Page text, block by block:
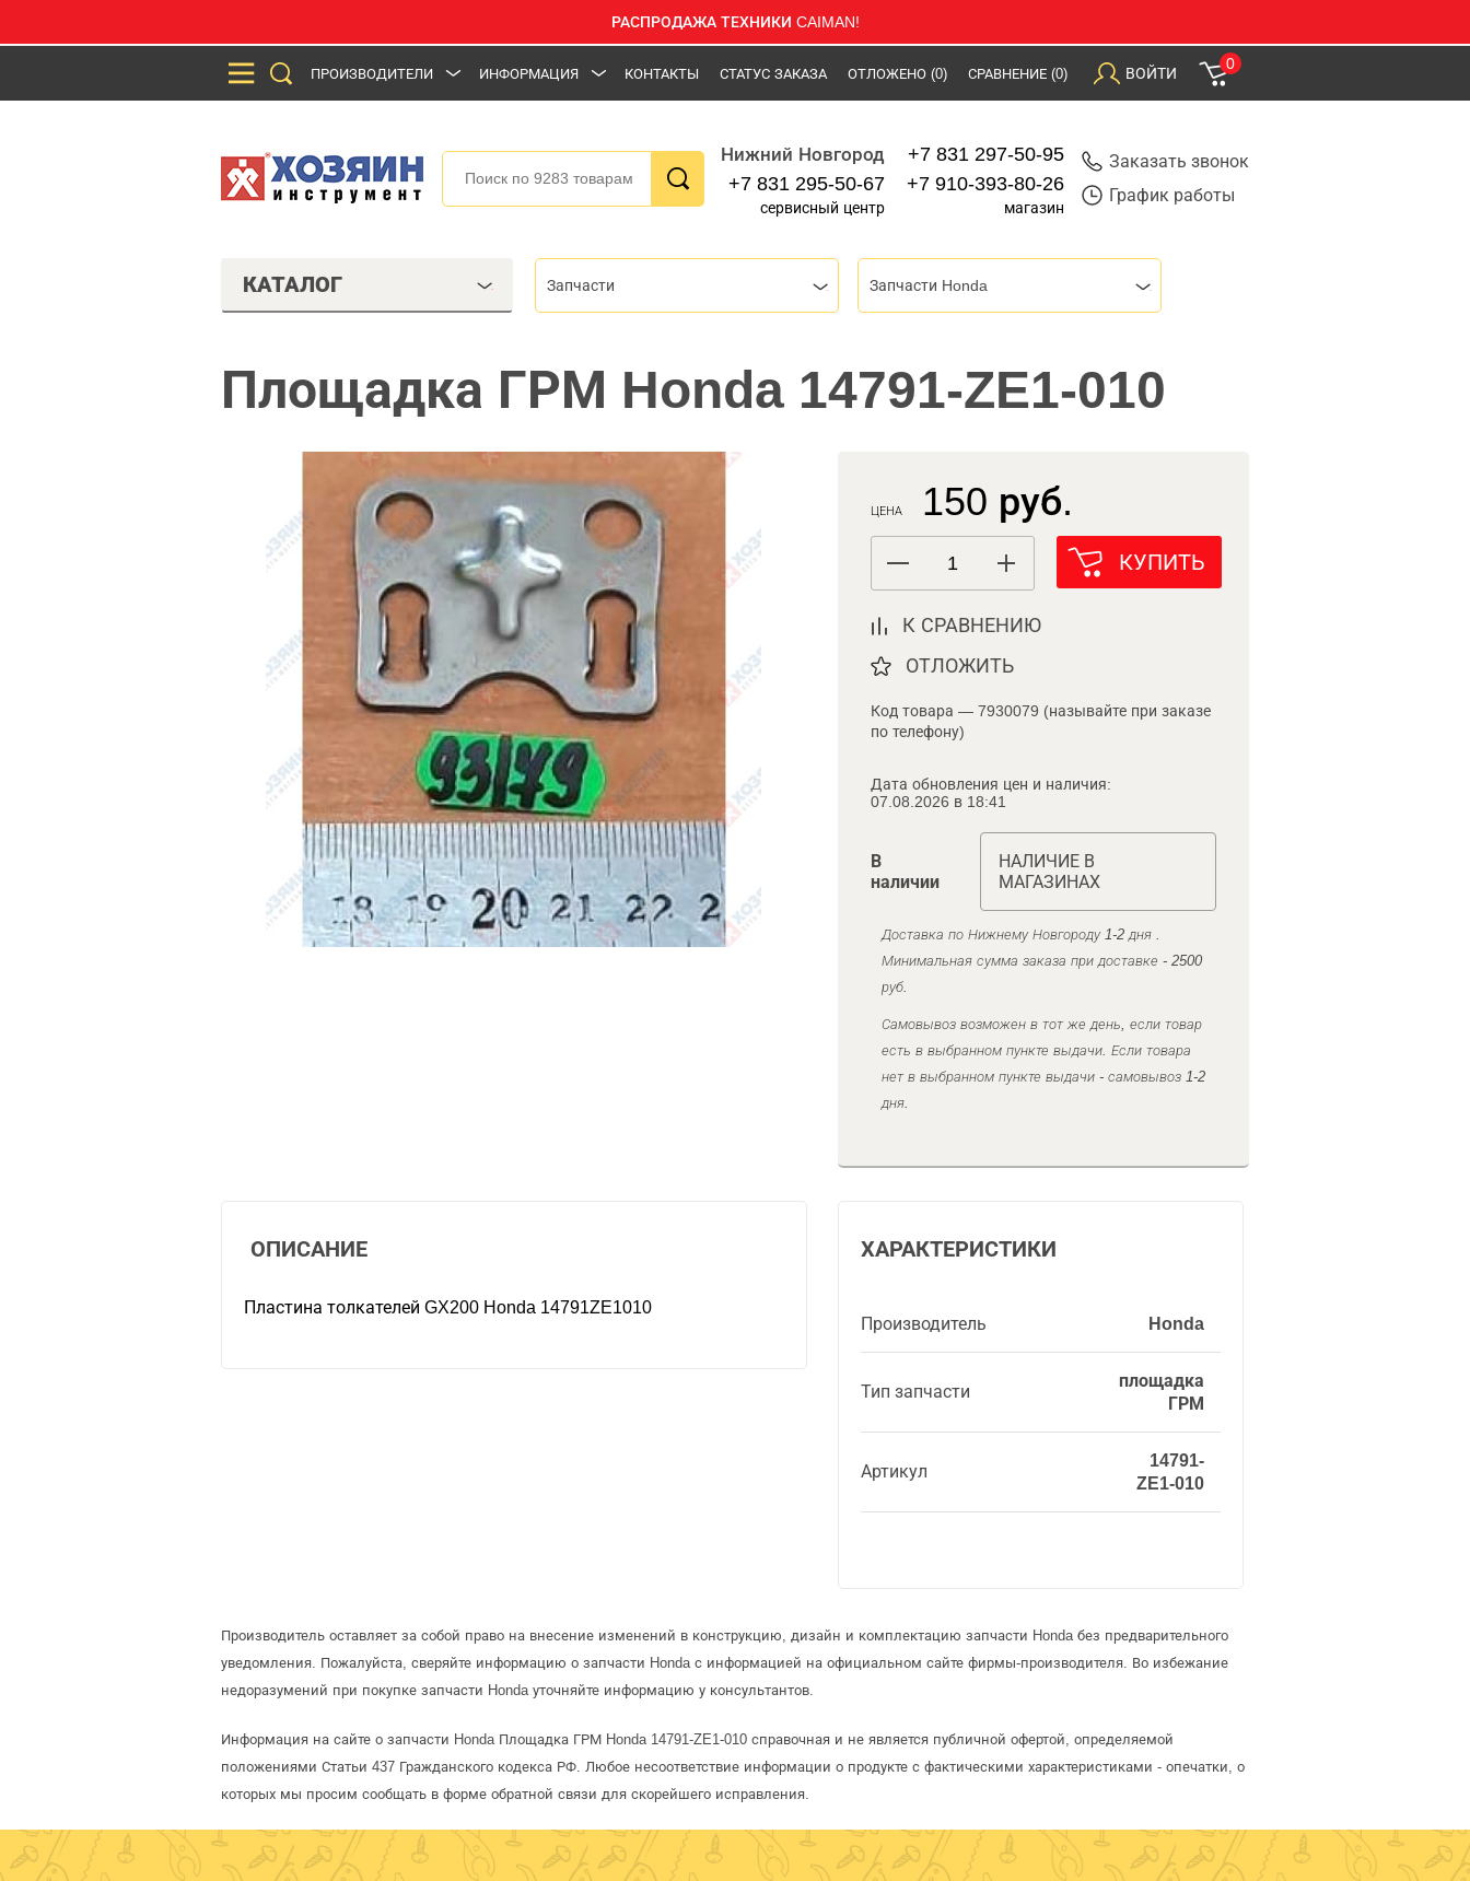
РАСПРОДАЖА ТЕХНИКИ CAIMAN!
ПРОИЗВОДИТЕЛИ ИНФОРМАЦИЯ КОНТАКТЫ СТАТУС ЗАКАЗА ОТЛОЖЕНО (0) СРАВНЕНИЕ (0) ВОЙТИ
0
Нижний Новгород
+7 831 295-50-67
сервисный центр
+7 831 297-50-95
+7 910-393-80-26
магазин
Заказать звонок
График работы
КАТАЛОГ Запчасти Запчасти Honda
Площадка ГРМ Honda 14791-ZE1-010
ЦЕНА 150 руб.
КУПИТЬ
К СРАВНЕНИЮ
ОТЛОЖИТЬ
Код товара — 7930079 (называйте при заказе
по телефону)
Дата обновления цен и наличия:
07.08.2026 в 18:41
В
наличии
НАЛИЧИЕ В
МАГАЗИНАХ
Доставка по Нижнему Новгороду 1-2 дня .
Минимальная сумма заказа при доставке - 2500
руб.
Самовывоз возможен в тот же день, если товар
есть в выбранном пункте выдачи. Если товара
нет в выбранном пункте выдачи - самовывоз 1-2
дня.
ХАРАКТЕРИСТИКИ
Производитель Honda
Тип запчасти
площадка
ГРМ
Артикул
14791-
ZE1-010
ОПИСАНИЕ
Пластина толкателей GX200 Honda 14791ZE1010
Производитель оставляет за собой право на внесение изменений в конструкцию, дизайн и комплектацию запчасти Honda без предварительного
уведомления. Пожалуйста, сверяйте информацию о запчасти Honda с информацией на официальном сайте фирмы-производителя. Во избежание
недоразумений при покупке запчасти Honda уточняйте информацию у консультантов.
Информация на сайте о запчасти Honda Площадка ГРМ Honda 14791-ZE1-010 справочная и не является публичной офертой, определяемой
положениями Статьи 437 Гражданского кодекса РФ. Любое несоответствие информации о продукте с фактическими характеристиками - опечатки, о
которых мы просим сообщать в форме обратной связи для скорейшего исправления.